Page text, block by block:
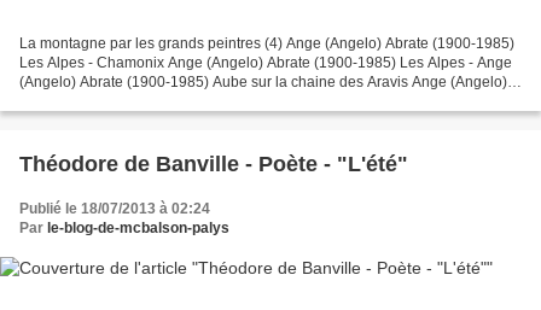
La montagne par les grands peintres (4) Ange (Angelo) Abrate (1900-1985)
Les Alpes - Chamonix Ange (Angelo) Abrate (1900-1985) Les Alpes - Ange
(Angelo) Abrate (1900-1985) Aube sur la chaine des Aravis Ange (Angelo)
Théodore de Banville - Poète - "L'été"
Publié le 18/07/2013 à 02:24
Par le-blog-de-mcbalson-palys